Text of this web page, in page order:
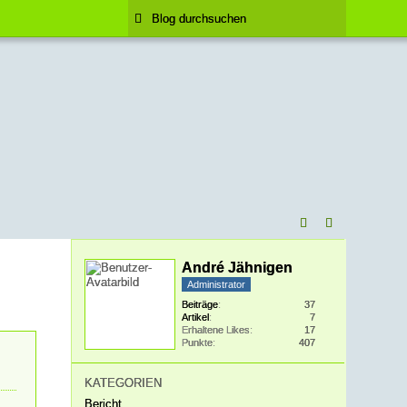
André Jähnigen
Administrator
Beiträge
37
Artikel
7
Erhaltene Likes
17
Punkte
407
KATEGORIEN
Bericht